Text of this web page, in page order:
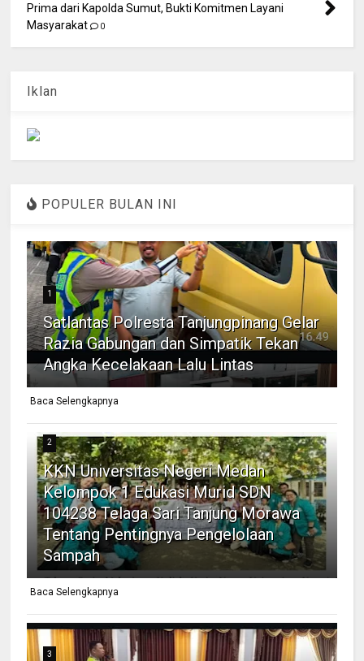
Prima dari Kapolda Sumut, Bukti Komitmen Layani
Masyarakat
0
Iklan
POPULER BULAN INI
1
Satlantas Polresta Tanjungpinang Gelar
Razia Gabungan dan Simpatik Tekan
Angka Kecelakaan Lalu Lintas
Baca Selengkapnya
2
KKN Universitas Negeri Medan
Kelompok 1 Edukasi Murid SDN
104238 Telaga Sari Tanjung Morawa
Tentang Pentingnya Pengelolaan
Sampah
Baca Selengkapnya
3